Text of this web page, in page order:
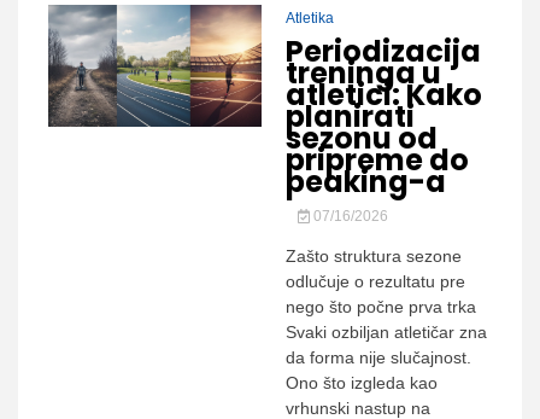
Atletika
Periodizacija
treninga u
atletici: Kako
planirati
sezonu od
pripreme do
peaking-a
07/16/2026
Zašto struktura sezone
odlučuje o rezultatu pre
nego što počne prva trka
Svaki ozbiljan atletičar zna
da forma nije slučajnost.
Ono što izgleda kao
vrhunski nastup na